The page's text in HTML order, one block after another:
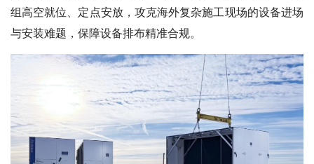
组高空就位、定点安放，攻克海外复杂施工现场的设备进场
与安装难题，保障设备排布精准合规。